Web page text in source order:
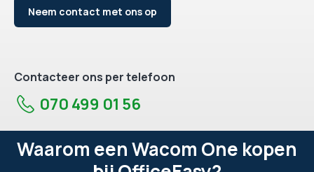
Neem contact met ons op
Contacteer ons per telefoon
070 499 01 56
Waarom een Wacom One kopen